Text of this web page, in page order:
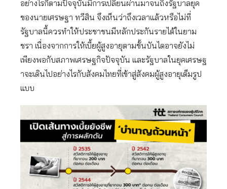
อย่างไรก็ตามปัจจุบันมีการเปลี่ยนผ่านมาจนถึงรัฐบาลยุค
ของนายเศรษฐา ทวีสิน จึงเห็นว่าถึงเวลาแล้วหรือไม่ที่
รัฐบาลนี้ควรทำให้ประชาชนมีหลักประกันรายได้ในยาม
ชรา เนื่องจากการให้เบี้ยผู้สูงอายุตามขั้นบันไดอาจยังไม่
เพียงพอกับสภาพเศรษฐกิจปัจจุบัน และรัฐบาลในยุคเศรษฐ
าจะเดินไปอย่างไรกับสังคมไทยที่เข้าสู่สังคมผู้สูงอายุเต็มรูป
แบบ